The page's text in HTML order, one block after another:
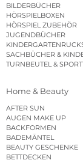
BILDERBÜCHER
HÖRSPIELBOXEN
HÖRSPIEL ZUBEHÖR
JUGENDBÜCHER
SACHBÜCHER &
TURNBEUTEL &
Home & Beauty
AFTER SUN
AUGEN MAKE UP
BACKFORMEN
BADEMÄNTEL
BEAUTY GESCHENKE
BETTDECKEN